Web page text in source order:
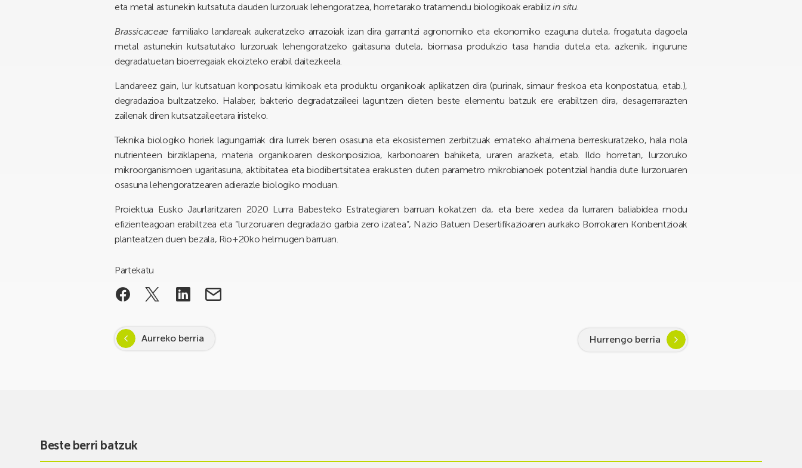
eta metal astunekin kutsatuta dauden lurzoruak lehengoratzea, horretarako tratamendu biologikoak erabilizin situ.
Brassicaceaefamiliako landareak aukeratzeko arrazoiak izan dira garrantzi agronomiko eta ekonomiko ezaguna dutela, frogatuta dagoela
metal astunekin kutsatutako lurzoruak lehengoratzeko gaitasuna dutela, biomasa produkzio tasa handia dutela eta, azkenik, ingurune
degradatuetan bioerregaiak ekoizteko erabil daitezkeela.
Landareez gain, lur kutsatuan konposatu kimikoak eta produktu organikoak aplikatzen dira (purinak, simaur freskoa eta konpostatua, etab.),
degradazioa bultzatzeko. Halaber, bakterio degradatzaileei laguntzen dieten beste elementu batzuk ere erabiltzen dira, desagerrarazten
zailenak diren kutsatzaileetara iristeko.
Teknika biologiko horiek lagungarriak dira lurrek beren osasuna eta ekosistemen zerbitzuak emateko ahalmena berreskuratzeko, hala nola
nutrienteen birziklapena, materia organikoaren deskonposizioa, karbonoaren bahiketa, uraren arazketa, etab. Ildo horretan, lurzoruko
mikroorganismoen ugaritasuna, aktibitatea eta biodibertsitatea erakusten duten parametro mikrobianoek potentzial handia dute lurzoruaren
osasuna lehengoratzearen adierazle biologiko moduan.
Proiektua Eusko Jaurlaritzaren 2020 Lurra Babesteko Estrategiaren barruan kokatzen da, eta bere xedea da lurraren baliabidea modu
efizienteagoan erabiltzea eta “lurzoruaren degradazio garbia zero izatea”, Nazio Batuen Desertifikazioaren aurkako Borrokaren Konbentzioak
planteatzen duen bezala, Rio+20ko helmugen barruan.
Partekatu
Aurreko berria Hurrengo berria
Beste berri batzuk